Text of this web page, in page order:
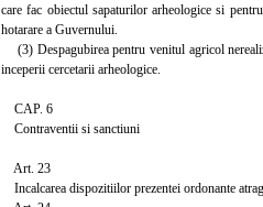
care fac obiectul sapaturilor arheologice si
hotarare a Guvernului.
(3) Despagubirea pentru venitul agricol
inceperii cercetarii arheologice.
CAP. 6
Contraventii si sanctiuni
Art. 23
Incalcarea dispozitiilor prezentei ordonante